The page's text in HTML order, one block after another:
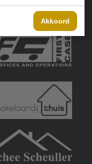
Akkoord